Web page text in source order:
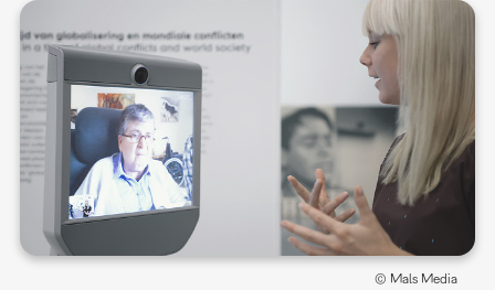
© Mals Media